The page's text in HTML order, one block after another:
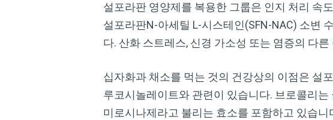
설포라판 영양제를 복용한 그룹은 인지 처리 속
설포라판N-아세틸 L-시스테인(SFN-NAC) 소변
다. 산화 스트레스, 신경 가소성 또는 염증의 다
십자화과 채소를 먹는 것의 건강상의 이점은 설
루코시놀레이트와 관련이 있습니다. 브로콜리
미로시나제라고 불리는 효소를 포함하고 있습